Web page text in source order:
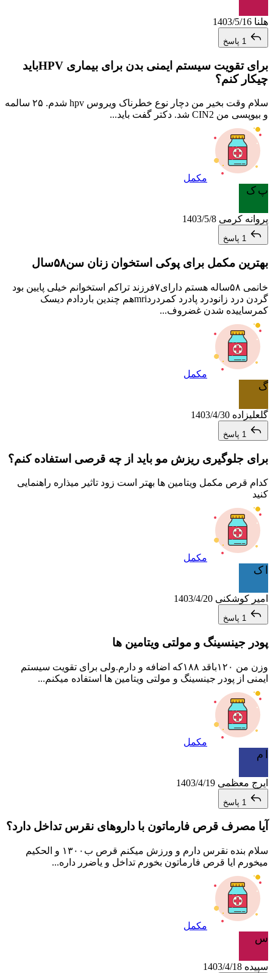
هلنا 1403/5/16
برای تقویت سیستم ایمنی بدن برای بیماری HPVباید
چیکار کنم؟
سلام وقت بخیر من دچار نوع خطرناک ویروس hpv شدم. ۲۵ سالمه
و بیوپسی من CIN2 شد. دکتر گفت باید...
مکمل
پ ک
پروانه کرمی 1403/5/8
بهترین مکمل برای پوکی استخوان زنان سن۵۸سال
خانمی ۵۸ساله هستم دارای۷فرزند تراکم استخوانم خیلی پایین بود
گردن درد زانودرد پادرد کمردردmriهم چندین باردادم دیسک
کمرساییده شدن غضروف...
مکمل
گ
گلعلیزاده 1403/4/30
برای جلوگیری ریزش مو باید از چه قرصی استفاده کنم؟
کدام قرص مکمل ویتامین ها بهتر است زود تاثیر میذاره راهنمایی
کنید
مکمل
ا ک
امیر کوشکنی 1403/4/20
پودر جینسینگ و مولتی ویتامین ها
وزن من ۱۲۰باقد ۱۸۸که اضافه و دارم.ولی برای تقویت سیستم
ایمنی از پودر جینسینگ و مولتی ویتامین ها استفاده میکنم...
مکمل
ا م
ایرج معظمی 1403/4/19
آیا مصرف قرص فارماتون با داروهای نقرس تداخل دارد؟
سلام بنده نقرس دارم و ورزش میکنم قرص ب۱۳۰۰ و الحکیم
میخورم ایا قرص فارماتون بخورم تداخل و یاضرر داره...
مکمل
س
سپیده 1403/4/18